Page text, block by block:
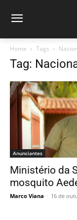
Home Tags
Tag:
Anunciantes
Ministério da
mosquito
Marco Viana - 16 de